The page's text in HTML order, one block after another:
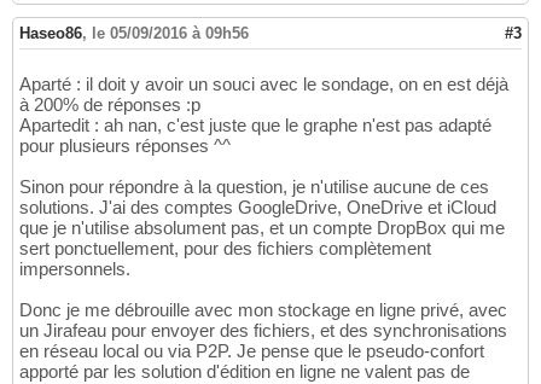
Haseo86, le 05/09/2016 à 09h56 #3
Aparté : il doit y avoir un souci avec le sondage, on en est déjà
à 200% de réponses :p
Apartedit : ah nan, c'est juste que le graphe n'est pas adapté
pour plusieurs réponses ^^
Sinon pour répondre à la question, je n'utilise aucune de ces
solutions. J'ai des comptes GoogleDrive, OneDrive et iCloud
que je n'utilise absolument pas, et un compte DropBox qui me
sert ponctuellement, pour des fichiers complètement
impersonnels.
Donc je me débrouille avec mon stockage en ligne privé, avec
un Jirafeau pour envoyer des fichiers, et des synchronisations
en réseau local ou via P2P. Je pense que le pseudo-confort
apporté par les solution d'édition en ligne ne valent pas de